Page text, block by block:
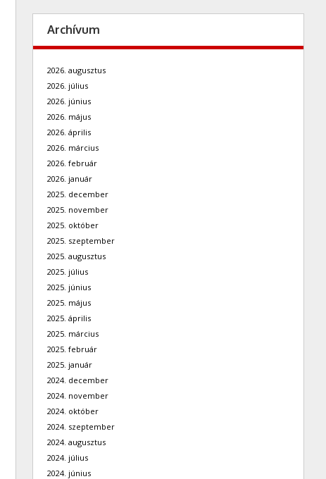
Archívum
2026. augusztus
2026. július
2026. június
2026. május
2026. április
2026. március
2026. február
2026. január
2025. december
2025. november
2025. október
2025. szeptember
2025. augusztus
2025. július
2025. június
2025. május
2025. április
2025. március
2025. február
2025. január
2024. december
2024. november
2024. október
2024. szeptember
2024. augusztus
2024. július
2024. június